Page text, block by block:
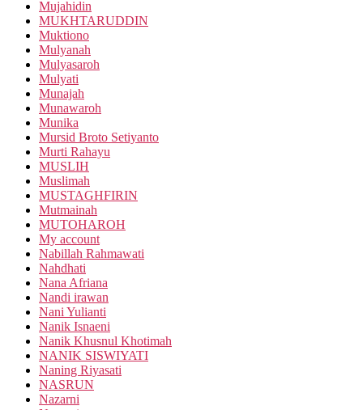
Mujahidin
MUKHTARUDDIN
Muktiono
Mulyanah
Mulyasaroh
Mulyati
Munajah
Munawaroh
Munika
Mursid Broto Setiyanto
Murti Rahayu
MUSLIH
Muslimah
MUSTAGHFIRIN
Mutmainah
MUTOHAROH
My account
Nabillah Rahmawati
Nahdhati
Nana Afriana
Nandi irawan
Nani Yulianti
Nanik Isnaeni
Nanik Khusnul Khotimah
NANIK SISWIYATI
Naning Riyasati
NASRUN
Nazarni